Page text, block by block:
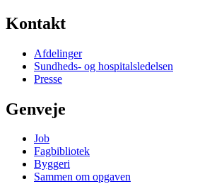
Kontakt
Afdelinger
Sundheds- og hospitalsledelsen
Presse
Genveje
Job
Fagbibliotek
Byggeri
Sammen om opgaven